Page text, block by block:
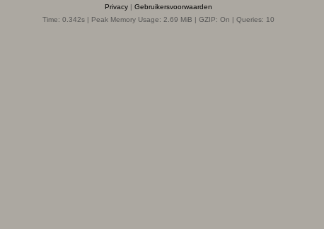
Privacy | Gebruikersvoorwaarden
Time: 0.342s | Peak Memory Usage: 2.69 MiB | GZIP: On | Queries: 10